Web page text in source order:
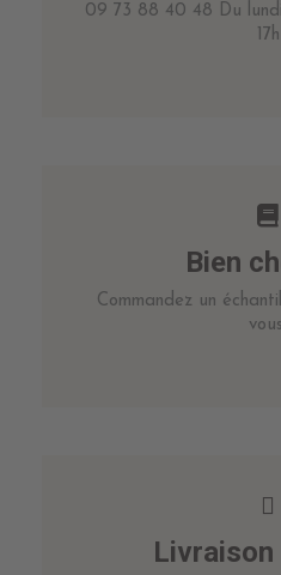
09 73 88 40 48 Du
17h
Bien
Commandez un